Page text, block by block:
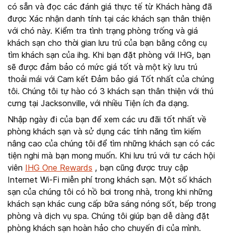
có sẵn và đọc các đánh giá thực tế từ Khách hàng đã
được Xác nhận danh tính tại các khách sạn thân thiện
với chó này. Kiểm tra tình trạng phòng trống và giá
khách sạn cho thời gian lưu trú của bạn bằng công cụ
tìm khách sạn của ihg. Khi bạn đặt phòng với IHG, bạn
sẽ được đảm bảo có mức giá tốt và một kỳ lưu trú
thoải mái với Cam kết Đảm bảo giá Tốt nhất của chúng
tôi. Chúng tôi tự hào có 3 khách sạn thân thiện với thú
cưng tại Jacksonville, với nhiều Tiện ích đa dạng.
Nhập ngày đi của bạn để xem các ưu đãi tốt nhất về
phòng khách sạn và sử dụng các tính năng tìm kiếm
nâng cao của chúng tôi để tìm những khách sạn có các
tiện nghi mà bạn mong muốn. Khi lưu trú với tư cách hội
viên IHG One Rewards , bạn cũng được truy cập
Internet Wi-Fi miễn phí trong khách sạn. Một số khách
sạn của chúng tôi có hồ bơi trong nhà, trong khi những
khách sạn khác cung cấp bữa sáng nóng sốt, bếp trong
phòng và dịch vụ spa. Chúng tôi giúp bạn dễ dàng đặt
phòng khách sạn hoàn hảo cho chuyến đi của mình.